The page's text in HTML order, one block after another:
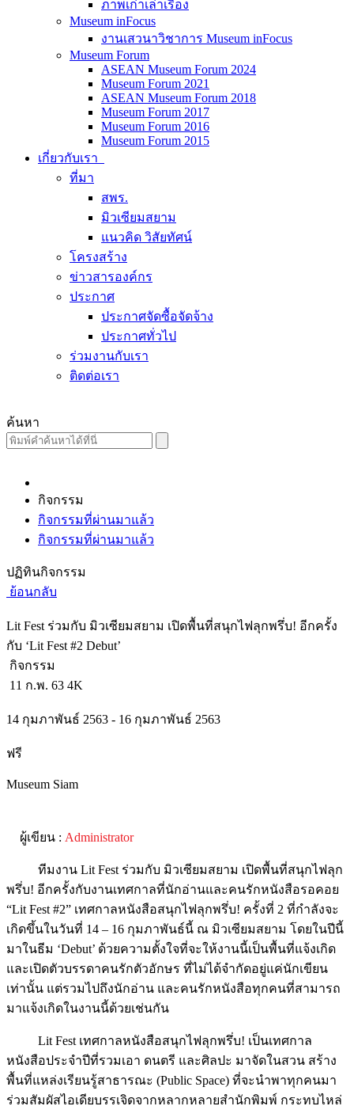
ภาพเก่าเล่าเรื่อง
Museum inFocus
งานเสวนาวิชาการ Museum inFocus
Museum Forum
ASEAN Museum Forum 2024
Museum Forum 2021
ASEAN Museum Forum 2018
Museum Forum 2017
Museum Forum 2016
Museum Forum 2015
เกี่ยวกับเรา
ที่มา
สพร.
มิวเซียมสยาม
แนวคิด วิสัยทัศน์
โครงสร้าง
ข่าวสารองค์กร
ประกาศ
ประกาศจัดซื้อจัดจ้าง
ประกาศทั่วไป
ร่วมงานกับเรา
ติดต่อเรา
ค้นหา
กิจกรรม
กิจกรรมที่ผ่านมาแล้ว
กิจกรรมที่ผ่านมาแล้ว
ปฏิทินกิจกรรม
ย้อนกลับ
Lit Fest ร่วมกับ มิวเซียมสยาม เปิดพื้นที่สนุกไฟลุกพรึ่บ! อีกครั้ง
กับ ‘Lit Fest #2 Debut’
กิจกรรม
11 ก.พ. 63 4K
14 กุมภาพันธ์ 2563 - 16 กุมภาพันธ์ 2563
ฟรี
Museum Siam
ทีมงาน Lit Fest ร่วมกับ มิวเซียมสยาม เปิดพื้นที่สนุกไฟลุก
พรึ่บ! อีกครั้งกับงานเทศกาลที่นักอ่านและคนรักหนังสือรอคอย
“Lit Fest #2” เทศกาลหนังสือสนุกไฟลุกพรึ่บ! ครั้งที่ 2 ที่กำลังจะ
เกิดขึ้นในวันที่ 14 – 16 กุมภาพันธ์นี้ ณ มิวเซียมสยาม โดยในปีนี้
มาในธีม ‘Debut’ ด้วยความตั้งใจที่จะให้งานนี้เป็นพื้นที่แจ้งเกิด
และเปิดตัวบรรดาคนรักตัวอักษร ที่ไม่ได้จำกัดอยู่แค่นักเขียน
เท่านั้น แต่รวมไปถึงนักอ่าน และคนรักหนังสือทุกคนที่สามารถ
มาแจ้งเกิดในงานนี้ด้วยเช่นกัน
หนังสือประจำปีที่รวมเอา ดนตรี และศิลปะ มาจัดในสวน สร้าง
พื้นที่แหล่งเรียนรู้สาธารณะ (Public Space) ที่จะนำพาทุกคนมา
ร่วมสัมผัสไอเดียบรรเจิดจากหลากหลายสำนักพิมพ์ กระทบไหล่
ชนแก้วปิคนิค กับนักเขียน นักแปล นักออกแบบ บรรณาธิการ